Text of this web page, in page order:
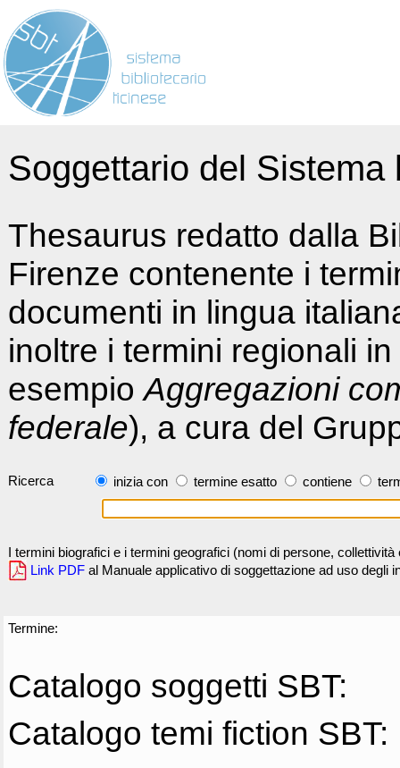
Soggettario del
Thesaurus redatto dalla
Firenze contenente i
documenti in lingua
inoltre i termini regionali
esempioAggregazioni
federale), a cura del
Ricerca inizia con termine esatto contiene
I termini biografici e i termini geografici (nomi di persone,
Link PDF al Manuale applicativo di soggettazione ad uso degli
Termine:
Catalogo soggetti SBT:
Catalogo temi fiction SBT: